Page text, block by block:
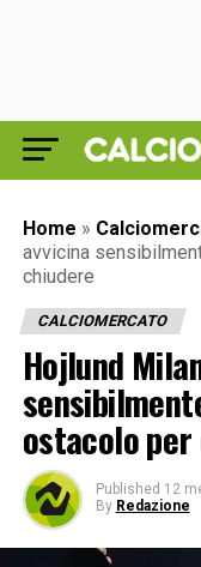
Home »
avvicina
chiudere
CALCIOMERCATO
Hojlund
ostacolo
Published 12
By Redazione